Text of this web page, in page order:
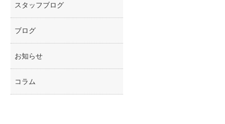
スタッフブログ
ブログ
お知らせ
コラム